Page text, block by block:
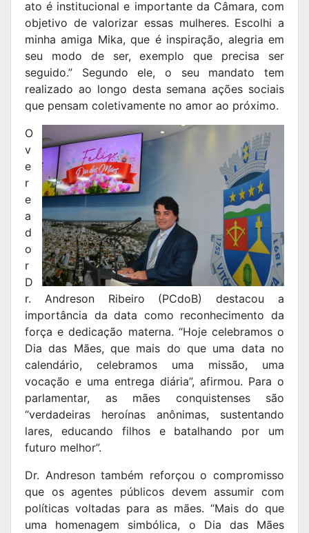
ato é institucional e importante da Câmara, com
objetivo de valorizar essas mulheres. Escolhi a
minha amiga Mika, que é inspiração, alegria em
seu modo de ser, exemplo que precisa ser
seguido.” Segundo ele, o seu mandato tem
realizado ao longo desta semana ações sociais
que pensam coletivamente no amor ao próximo.
O
v
e
r
e
a
d
o
r
D
r. Andreson Ribeiro (PCdoB) destacou a
importância da data como reconhecimento da
força e dedicação materna. “Hoje celebramos o
Dia das Mães, que mais do que uma data no
calendário, celebramos uma missão, uma
vocação e uma entrega diária”, afirmou. Para o
parlamentar, as mães conquistenses são
“verdadeiras heroínas anônimas, sustentando
lares, educando filhos e batalhando por um
futuro melhor”.
Dr. Andreson também reforçou o compromisso
que os agentes públicos devem assumir com
políticas voltadas para as mães. “Mais do que
uma homenagem simbólica, o Dia das Mães